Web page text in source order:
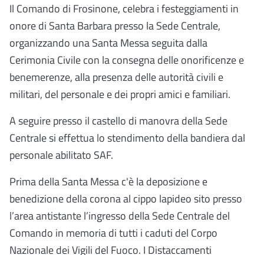
Il Comando di Frosinone, celebra i festeggiamenti in
onore di Santa Barbara presso la Sede Centrale,
organizzando una Santa Messa seguita dalla
Cerimonia Civile con la consegna delle onorificenze e
benemerenze, alla presenza delle autorità civili e
militari, del personale e dei propri amici e familiari.
A seguire presso il castello di manovra della Sede
Centrale si effettua lo stendimento della bandiera dal
personale abilitato SAF.
Prima della Santa Messa c'è la deposizione e
benedizione della corona al cippo lapideo sito presso
l’area antistante l’ingresso della Sede Centrale del
Comando in memoria di tutti i caduti del Corpo
Nazionale dei Vigili del Fuoco. I Distaccamenti